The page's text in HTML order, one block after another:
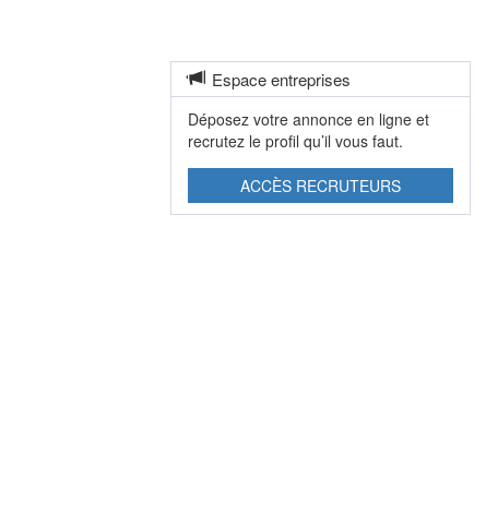
Espace entreprises
Déposez votre annonce en ligne et
recrutez le profil qu’il vous faut.
ACCÈS RECRUTEURS